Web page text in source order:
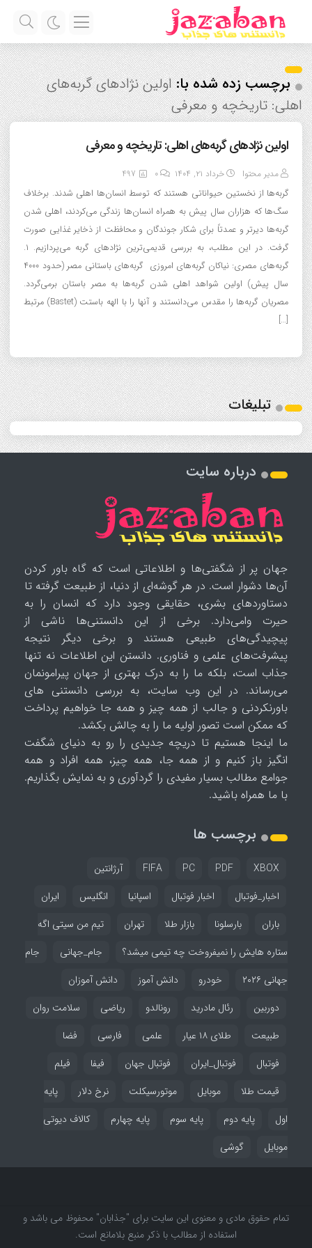
برچسب زده شده با:اولین نژادهای گربه‌های
اهلی: تاریخچه و معرفی
اولین نژادهای گربه‌های اهلی: تاریخچه و معرفی
مدیر محتوا خرداد ۲۱, ۱۴۰۴ 0
497
گربه‌ها از نخستین حیواناتی هستند که توسط انسان‌ها اهلی شدند. برخلاف
سگ‌ها که هزاران سال پیش به همراه انسان‌ها زندگی می‌کردند، اهلی شدن
گربه‌ها دیرتر و عمدتاً برای شکار جوندگان و محافظت از ذخایر غذایی صورت
گرفت. در این مطلب، به بررسی قدیمی‌ترین نژادهای گربه می‌پردازیم. ۱.
گربه‌های مصری: نیاکان گربه‌های امروزی گربه‌های باستانی مصر (حدود ۴۰۰۰
سال پیش) اولین شواهد اهلی شدن گربه‌ها به مصر باستان برمی‌گردد.
مصریان گربه‌ها را مقدس می‌دانستند و آنها را با الهه باستت (Bastet) مرتبط
[…]
تبلیغات
درباره سایت
جهان پر از شگفتی‌ها و اطلاعاتی است که گاه باور کردن
آن‌ها دشوار است. در هر گوشه‌ای از دنیا، از طبیعت گرفته تا
دستاوردهای بشری، حقایقی وجود دارد که انسان را به
حیرت وامی‌دارد. برخی از این دانستنی‌ها ناشی از
پیچیدگی‌های طبیعی هستند و برخی دیگر نتیجه
پیشرفت‌های علمی و فناوری. دانستن این اطلاعات نه تنها
جذاب است، بلکه ما را به درک بهتری از جهان پیرامونمان
می‌رساند. در این وب سایت، به بررسی دانستنی های
باورنکردنی و جالب از همه چیز و همه جا خواهیم پرداخت
که ممکن است تصور اولیه ما را به چالش بکشد.
ما اینجا هستیم تا دریچه جدیدی را رو به دنیای شگفت
انگیز باز کنیم و از همه جا، همه چیز، همه افراد و همه
جوامع مطالب بسیار مفیدی را گردآوری و به نمایش بگذاریم.
با ما همراه باشید.
برچسب ها
FIFA PC PDF XBOX
آرژانتین
اخبار_فوتبال
اخبار فوتبال اسپانیا انگلیس
ایران
باران
بارسلونا بازار طلا تهران
تیم من سیتی اگه
ستاره هایش را نمیفروخت چه تیمی میشد؟
جام_جهانی
جام
جهانی ۲۰۲۶
خودرو دانش آموز
دانش آموزان
دوربین
رئال مادرید رونالدو ریاضی
سلامت روان
طبیعت
طلای ۱۸ عیار علمی فارسی
فضا
فوتبال
فوتبال_ایران فوتبال جهان فیفا
فیلم
قیمت طلا
موبایل موتورسیکلت نرخ دلار
پایه
اول
پایه دوم پایه سوم پایه چهارم
کالاف دیوتی
موبایل
گوشی
تمام حقوق مادی و معنوی این سایت برای "جذابان" محفوظ می باشد و
استفاده از مطالب با ذکر منبع بلامانع است.